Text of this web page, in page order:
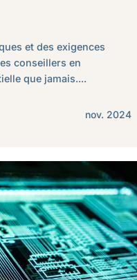
et des exigences
conseillers en
que jamais....
nov. 2024